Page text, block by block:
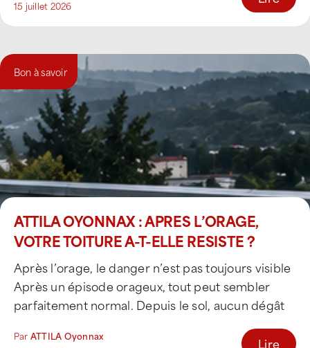
15 juillet 2026
Bon à savoir
ATTILA OYONNAX : APRES L’ORAGE,
VOTRE TOITURE A-T-ELLE RESISTE ?
Après l’orage, le danger n’est pas toujours visible
Après un épisode orageux, tout peut sembler
parfaitement normal. Depuis le sol, aucun dégât
Par ATTILA Oyonnax
Lire